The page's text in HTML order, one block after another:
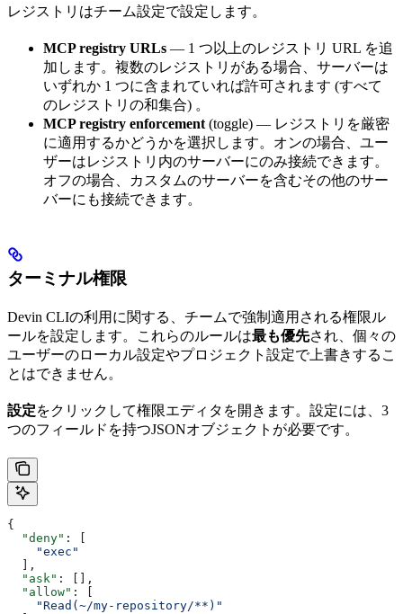
レジストリはチーム設定で設定します。
MCP registry URLs — 1 つ以上のレジストリ URL を追
加します。複数のレジストリがある場合、サーバーは
いずれか 1 つに含まれていれば許可されます (すべて
のレジストリの和集合) 。
MCP registry enforcement (toggle) — レジストリを厳密
に適用するかどうかを選択します。オンの場合、ユー
ザーはレジストリ内のサーバーにのみ接続できます。
オフの場合、カスタムのサーバーを含むその他のサー
バーにも接続できます。
ターミナル権限
Devin CLIの利用に関する、チームで強制適用される権限ル
ールを設定します。これらのルールは最も優先され、個々の
ユーザーのローカル設定やプロジェクト設定で上書きするこ
とはできません。
設定をクリックして権限エディタを開きます。設定には、3
つのフィールドを持つJSONオブジェクトが必要です。
{
  "deny"
: [
    "exec"
  ],
  "ask"
: [],
  "allow"
: [
    "Read(~/my-repository/**)"